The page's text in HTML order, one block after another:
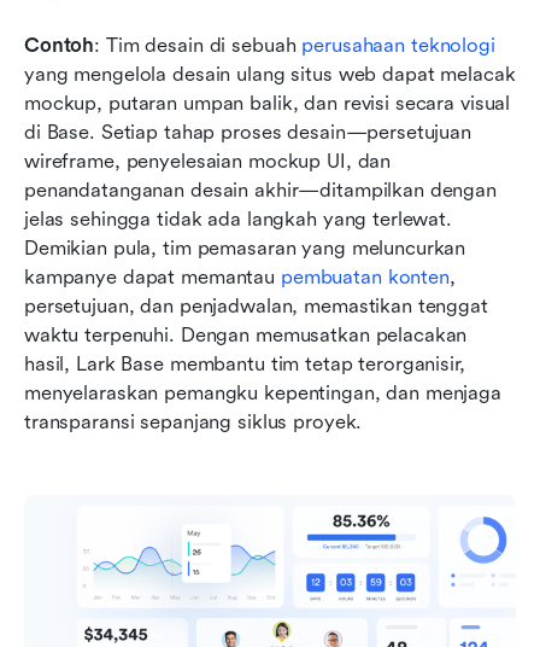
Contoh: Tim desain di sebuah perusahaan teknologi
yang mengelola desain ulang situs web dapat melacak
mockup, putaran umpan balik, dan revisi secara visual
di Base. Setiap tahap proses desain—persetujuan
wireframe, penyelesaian mockup UI, dan
penandatanganan desain akhir—ditampilkan dengan
jelas sehingga tidak ada langkah yang terlewat.
Demikian pula, tim pemasaran yang meluncurkan
kampanye dapat memantau pembuatan konten,
persetujuan, dan penjadwalan, memastikan tenggat
waktu terpenuhi. Dengan memusatkan pelacakan
hasil, Lark Base membantu tim tetap terorganisir,
menyelaraskan pemangku kepentingan, dan menjaga
transparansi sepanjang siklus proyek.